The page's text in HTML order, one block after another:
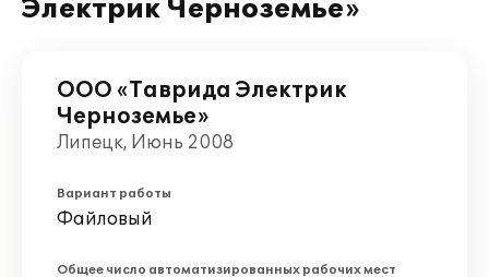
Электрик Черноземье»
ООО «Таврида Электрик
Черноземье»
Липецк, Июнь 2008
Вариант работы
Файловый
Общее число автоматизированных рабочих мест